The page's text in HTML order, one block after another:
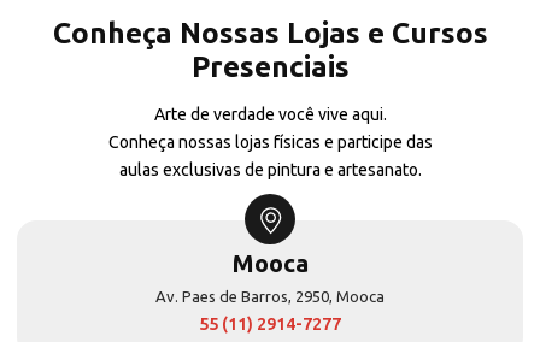
Conheça Nossas Lojas e Cursos
Presenciais
Arte de verdade você vive aqui.
Conheça nossas lojas físicas e participe das
aulas exclusivas de pintura e artesanato.
Mooca
Av. Paes de Barros, 2950, Mooca
55 (11) 2914-7277